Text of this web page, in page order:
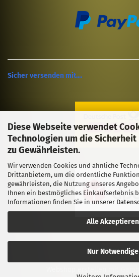
Diese Webseite verwendet
Technologien um die
zu Gewährleisten.
Wir verwenden Cookies und ähnliche
Drittanbietern, um die ordentliche
gewährleisten, die Nutzung unseres
Ihnen ein bestmögliches Einkaufserlebnis
Informationen finden Sie in unserer
Alle Akzeptieren
Nur Notwendige
Sicher versenden mit....